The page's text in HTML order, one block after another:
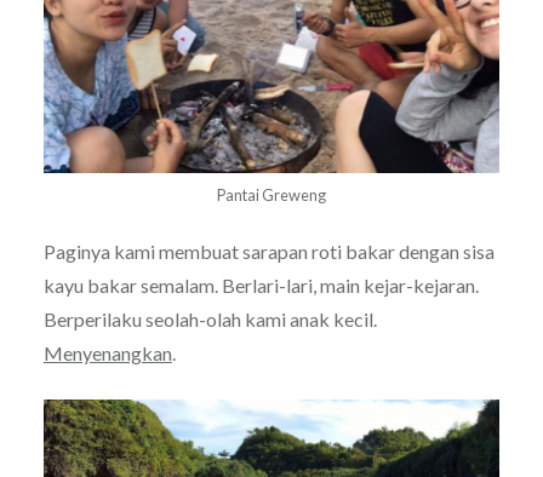
Pantai Greweng
Paginya kami membuat sarapan roti bakar dengan sisa
kayu bakar semalam. Berlari-lari, main kejar-kejaran.
Berperilaku seolah-olah kami anak kecil.
Menyenangkan.